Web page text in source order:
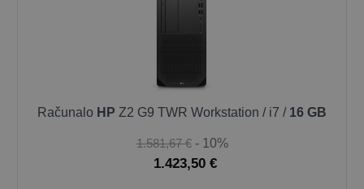
Računalo HP Z2 G9 TWR Workstation / i7 / 16 GB
1.581,67 € - 10%
1.423,50 €